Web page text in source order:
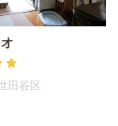
田谷区